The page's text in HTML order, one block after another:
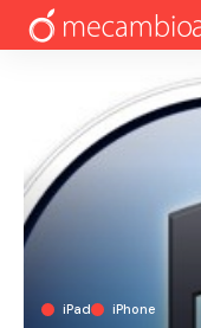
iPad iPhone